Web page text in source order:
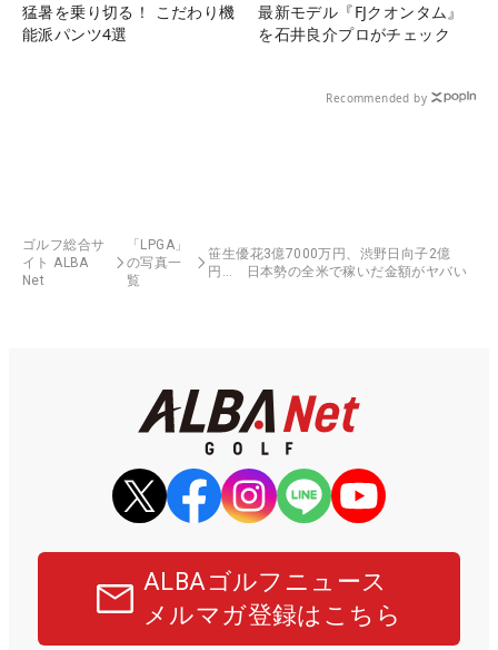
猛暑を乗り切る！ こだわり機
能派パンツ4選
最新モデル『FJクオンタム』
を石井良介プロがチェック
Recommended by
ゴルフ総合サ
イト ALBA
Net
「LPGA」
の写真一
覧
笹生優花3億7000万円、渋野日向子2億
円… 日本勢の全米で稼いだ金額がヤバい
ALBAゴルフニュース
メルマガ登録はこちら